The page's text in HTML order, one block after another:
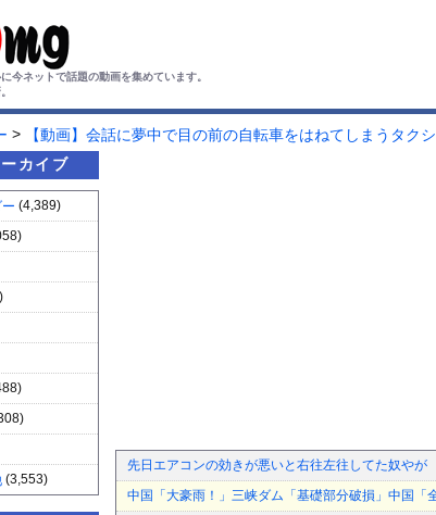
今ネットで話題の動画を集めています。
>
【動画】会話に夢中で目の前の自転車をはねてしまうタクシ
カイブ
(4,389)
(3,553)
先日エアコンの効きが悪いと右往左往してた奴やが
中国「大豪雨！」三峡ダム「基礎部分破損」中国「